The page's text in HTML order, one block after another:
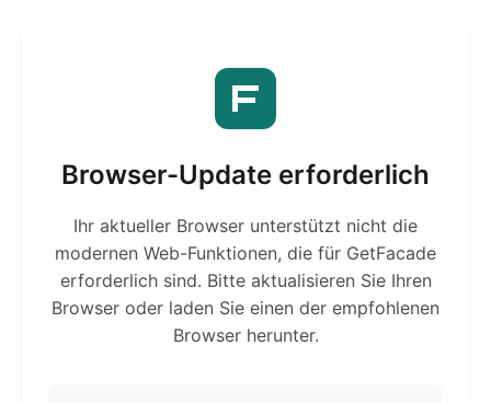
Browser-Update erforderlich
Ihr aktueller Browser unterstützt nicht die
modernen Web-Funktionen, die für GetFacade
erforderlich sind. Bitte aktualisieren Sie Ihren
Browser oder laden Sie einen der empfohlenen
Browser herunter.